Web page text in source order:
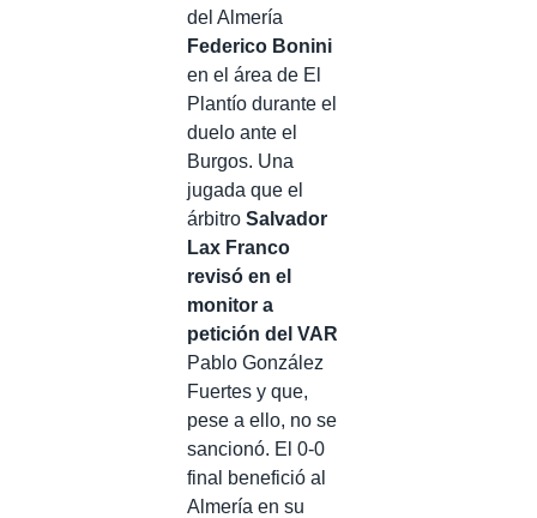
del Almería
Federico Bonini
en el área de El
Plantío durante el
duelo ante el
Burgos. Una
jugada que el
árbitro Salvador
Lax Franco
revisó en el
monitor a
petición del VAR
Pablo González
Fuertes y que,
pese a ello, no se
sancionó. El 0-0
final benefició al
Almería en su